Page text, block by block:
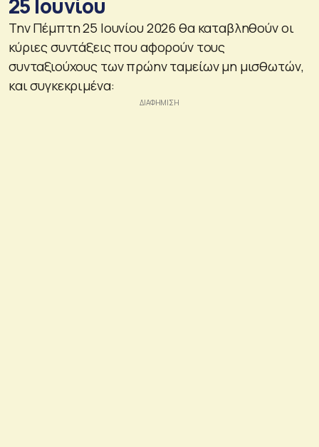
25 Ιουνίου
Την Πέμπτη 25 Ιουνίου 2026 θα καταβληθούν οι
κύριες συντάξεις που αφορούν τους
συνταξιούχους των πρώην ταμείων μη μισθωτών,
και συγκεκριμένα: